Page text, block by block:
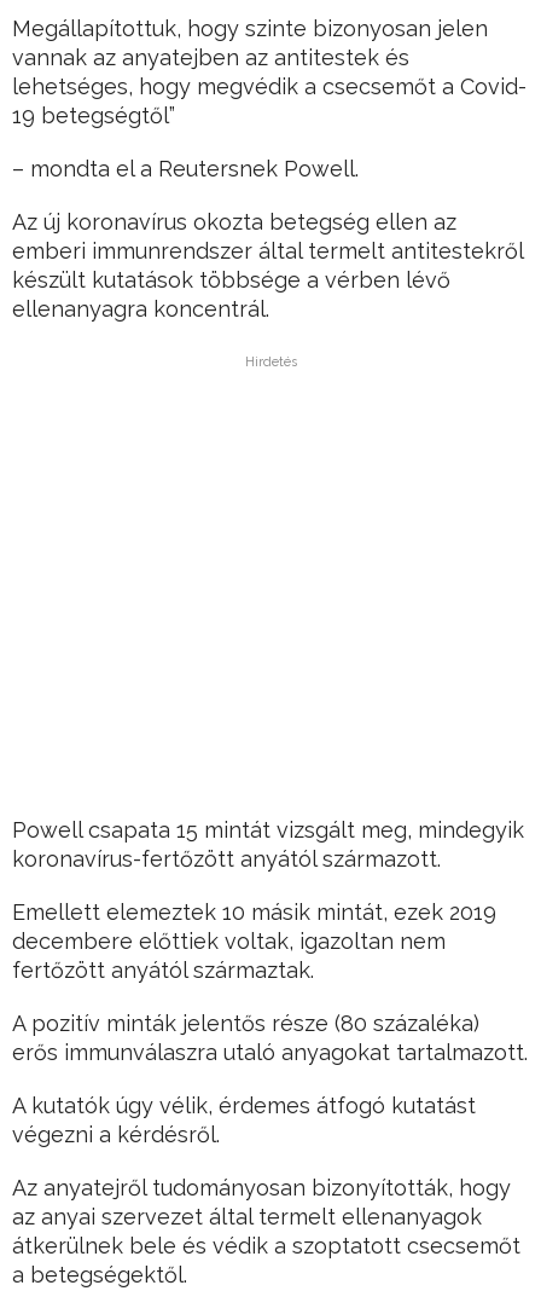
Megállapítottuk, hogy szinte bizonyosan jelen
vannak az anyatejben az antitestek és
lehetséges, hogy megvédik a csecsemőt a Covid-
19 betegségtől”
– mondta el a Reutersnek Powell.
Az új koronavírus okozta betegség ellen az
emberi immunrendszer által termelt antitestekről
készült kutatások többsége a vérben lévő
ellenanyagra koncentrál.
Hirdetés
Powell csapata 15 mintát vizsgált meg, mindegyik
koronavírus-fertőzött anyától származott.
Emellett elemeztek 10 másik mintát, ezek 2019
decembere előttiek voltak, igazoltan nem
fertőzött anyától származtak.
A pozitív minták jelentős része (80 százaléka)
erős immunválaszra utaló anyagokat tartalmazott.
A kutatók úgy vélik, érdemes átfogó kutatást
végezni a kérdésről.
Az anyatejről tudományosan bizonyították, hogy
az anyai szervezet által termelt ellenanyagok
átkerülnek bele és védik a szoptatott csecsemőt
a betegségektől.